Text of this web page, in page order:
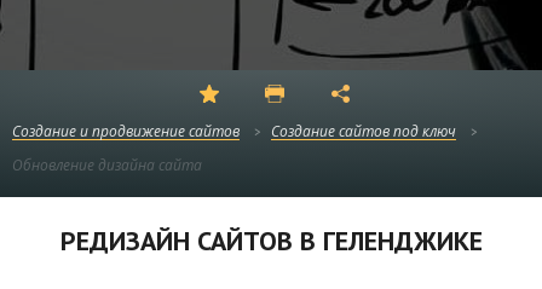
Создание и продвижение сайтов
Создание сайтов под ключ
Обновление дизайна сайта
РЕДИЗАЙН САЙТОВ В ГЕЛЕНДЖИКЕ